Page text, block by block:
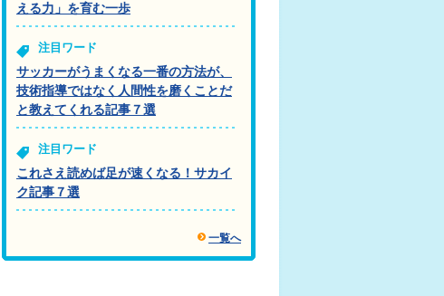
える力」を育む一歩
注目ワード
サッカーがうまくなる一番の方法が、
技術指導ではなく人間性を磨くことだ
と教えてくれる記事７選
注目ワード
これさえ読めば足が速くなる！サカイ
ク記事７選
一覧へ